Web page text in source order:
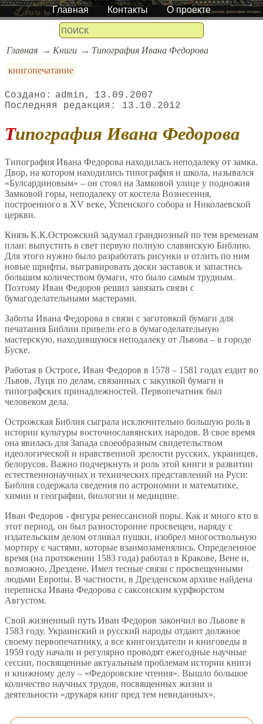
Главная Контакты О проекте
Главная Книги
Типография Ивана Федорова
книгопечатание
admin
13.09.2007
13.10.2012
Типография Ивана Федорова
Типография Ивана Федорова находилась неподалеку от замка.
Двор, на котором находились типография и школа, назывался
«Булсардиновым» – он стоял на Замковой улице у подножия
Замковой горы, неподалеку от костела Вознесения,
построенного в XV веке, Успенского собора и Николаевской
церкви.
Князь К.К.Острожский задумал грандиозный по тем временам
план: выпустить в свет первую полную славянскую Библию.
Для этого нужно было разработать рисунки и отлить по ним
новые шрифты, выгравировать доски заставок и запастись
большим количеством бумаги, что было самым трудным.
Поэтому Иван Федоров решил завязать связи с
бумагоделательными мастерами.
Заботы Ивана Федорова в связи с заготовкой бумаги для
печатания Библии привели его в бумагоделательную
мастерскую, находившуюся неподалеку от Львова – в городе
Буске.
Работая в Остроге, Иван Федоров в 1578 – 1581 годах ездит во
Львов, Луцк по делам, связанных с закупкой бумаги и
типографских принадлежностей. Первопечатник был
человеком дела.
Острожская Библия сыграла исключительно большую роль в
истории культуры восточнославянских народов. В свое время
она явилась для Запада своеобразным свидетельством
идеологической и нравственной зрелости русских, украинцев,
белорусов. Важно подчеркнуть и роль этой книги в развитии
естественнонаучных и технических представлений на Руси:
Библия содержала сведения по астрономии и математике,
химии и географии, биологии и медицине.
Иван Федоров - фигура ренессансной поры. Как и много кто в
этот период, он был разносторонне просвещен, наряду с
издательским делом отливал пушки, изобрел многоствольную
мортиру с частями, которые взаимозаменялись. Определенное
время (на протяжении 1583 года) работал в Кракове, Вене и,
возможно, Дрездене. Имел тесные связи с просвещенными
людьми Европы. В частности, в Дрезденском архиве найдена
переписка Ивана Федорова с саксонским курфюрстом
Августом.
Свой жизненный путь Иван Федоров закончил во Львове в
1583 году. Украинский и русский народы отдают должное
своему первопечатнику, а все книгоиздатели и книговеды в
1959 году начали и регулярно проводят ежегодные научные
сессии, посвященные актуальным проблемам истории книги
и книжному делу – «Федоровские чтения». Вышло большое
количество научных трудов, посвященных жизни и
деятельности «друкаря книг пред тем невиданных».